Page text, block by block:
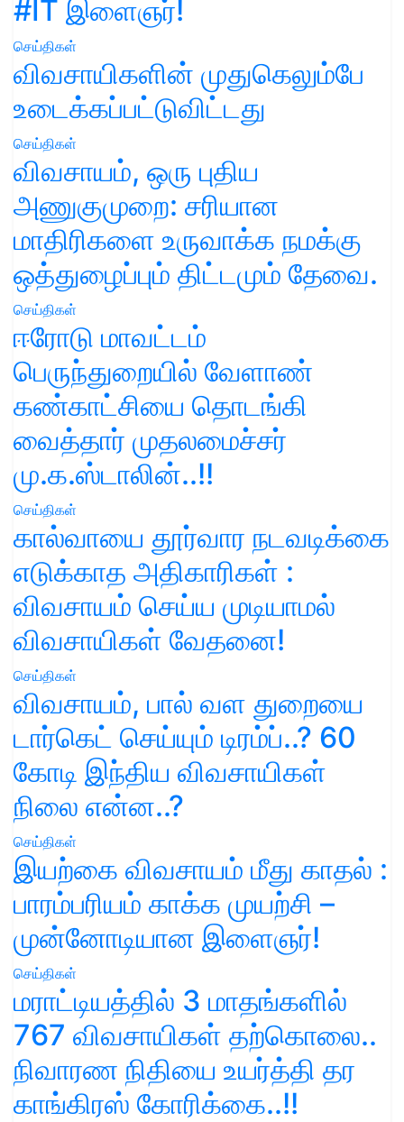
#IT இளைஞர்!
செய்திகள்
விவசாயிகளின் முதுகெலும்பே
உடைக்கப்பட்டுவிட்டது
செய்திகள்
விவசாயம், ஒரு புதிய
அணுகுமுறை: சரியான
மாதிரிகளை உருவாக்க நமக்கு
ஒத்துழைப்பும் திட்டமும் தேவை.
செய்திகள்
ஈரோடு மாவட்டம்
பெருந்துறையில் வேளாண்
கண்காட்சியை தொடங்கி
வைத்தார் முதலமைச்சர்
மு.க.ஸ்டாலின்..!!
செய்திகள்
கால்வாயை தூர்வார நடவடிக்கை
எடுக்காத அதிகாரிகள் :
விவசாயம் செய்ய முடியாமல்
விவசாயிகள் வேதனை!
செய்திகள்
விவசாயம், பால் வள துறையை
டார்கெட் செய்யும் டிரம்ப்..? 60
கோடி இந்திய விவசாயிகள்
நிலை என்ன..?
செய்திகள்
இயற்கை விவசாயம் மீது காதல் :
பாரம்பரியம் காக்க முயற்சி –
முன்னோடியான இளைஞர்!
செய்திகள்
மராட்டியத்தில் 3 மாதங்களில்
767 விவசாயிகள் தற்கொலை..
நிவாரண நிதியை உயர்த்தி தர
காங்கிரஸ் கோரிக்கை..!!